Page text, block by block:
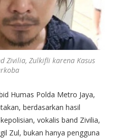
Zivilia, Zulkifli karena Kasus
Humas Polda Metro Jaya,
berdasarkan hasil
vokalis band Zivilia,
Zul, bukan hanya pengguna